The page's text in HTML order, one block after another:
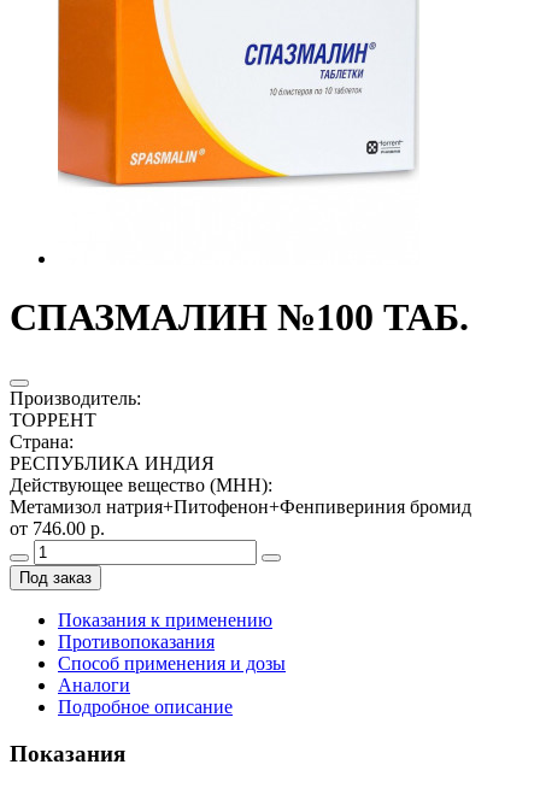
СПАЗМАЛИН №100 ТАБ.
Производитель:
ТОРРЕНТ
Страна:
РЕСПУБЛИКА ИНДИЯ
Действующее вещество (МНН):
Метамизол натрия+Питофенон+Фенпивериния бромид
от 746.00 р.
Под заказ
Показания к применению
Противопоказания
Способ применения и дозы
Аналоги
Подробное описание
Показания